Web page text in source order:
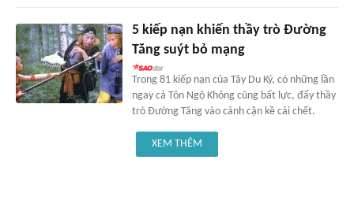
5 kiếp nạn khiến thầy trò Đường
Tăng suýt bỏ mạng
Trong 81 kiếp nạn của Tây Du Ký, có những lần
ngay cả Tôn Ngộ Không cũng bất lực, đẩy thầy
trò Đường Tăng vào cảnh cận kề cái chết.
XEM THÊM